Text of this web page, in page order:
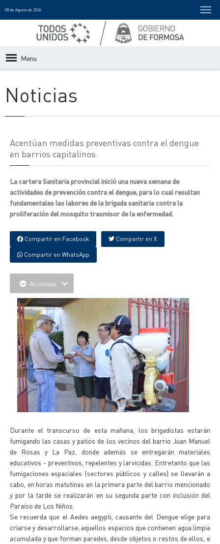
08 de Agosto de 2026
Menu
Noticias
Acentúan medidas preventivas contra el dengue
en barrios capitalinos.
La cartera Sanitaria provincial inició una nueva semana de
actividades de prevención contra el dengue, para lo cual resultan
fundamentales las labores de la brigada sanitaria contra la
proliferación del mosquito trasmisor de la enfermedad.
Compartir en Facebook Compartir en X
Compartir en WhatsApp
Acciones
Durante el transcurso de esta mañana, los brigadistas estarán
fumigando las casas y patios de los vecinos del barrio Juan Manuel
de Rosas y La Paz, donde además se entregarán materiales
educativos - preventivos, repelentes y larvicidas. Entretanto que las
fumigaciones espaciales (sectores públicos y calles) se llevarán a
cabo, en horas matutinas en la primera parte del barrio mencionado
y por la tarde se realizarán en su segunda parte con inclusión del
Paraíso de Los Niños.
Se recuerda que el Aedes aegypti, causante del Dengue elige para
criarse y desarrollarse, aquellos espacios que contienen agua limpia
acumulada y que forman paredes, desde objetos o restos de ellos, e